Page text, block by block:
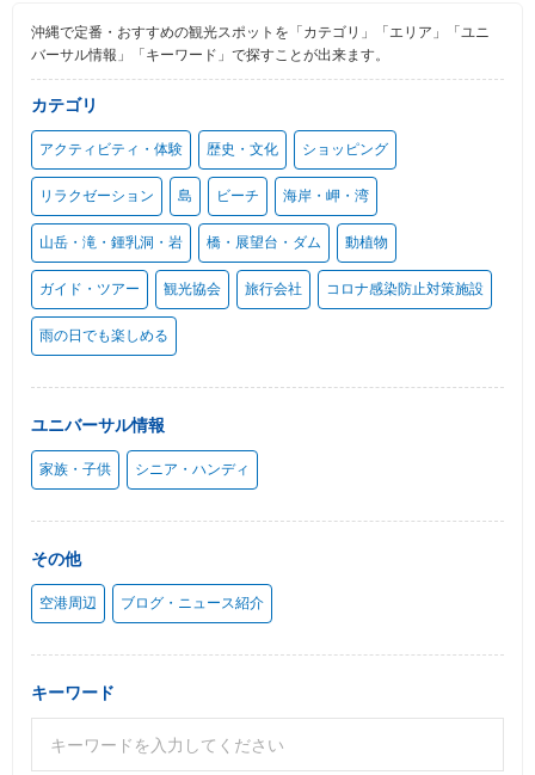
沖縄で定番・おすすめの観光スポットを「カテゴリ」「エリア」「ユニ
バーサル情報」「キーワード」で探すことが出来ます。
カテゴリ
アクティビティ・体験 歴史・文化 ショッピング
リラクゼーション 島 ビーチ 海岸・岬・湾
山岳・滝・鍾乳洞・岩 橋・展望台・ダム 動植物
ガイド・ツアー 観光協会 旅行会社 コロナ感染防止対策施設
雨の日でも楽しめる
ユニバーサル情報
家族・子供 シニア・ハンディ
その他
空港周辺 ブログ・ニュース紹介
キーワード